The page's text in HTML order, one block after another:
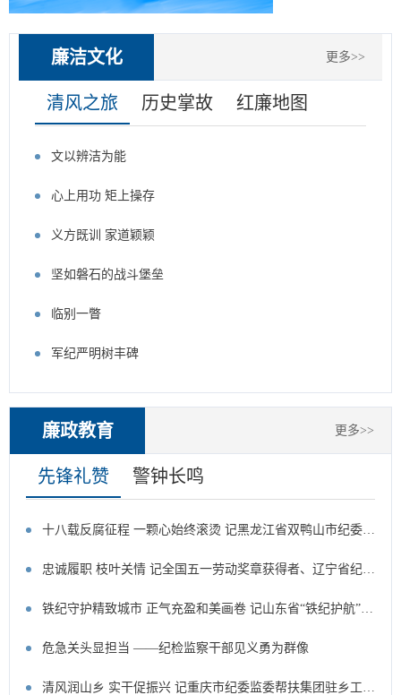
纪法百科丨违反工作纪律的行为：搞随意决策、机械执行
纪法百科丨违反群众纪律的行为：对待群众态度恶劣、简单粗暴
廉洁文化 更多>>
清风之旅 历史掌故 红廉地图
文以辨洁为能
心上用功 矩上操存
义方既训 家道颖颖
坚如磐石的战斗堡垒
临别一瞥
军纪严明树丰碑
廉政教育 更多>>
先锋礼赞 警钟长鸣
十八载反腐征程 一颗心始终滚烫 记黑龙江省双鸭山市纪委监委第十一审查调查室主任谭立国
忠诚履职 枝叶关情 记全国五一劳动奖章获得者、辽宁省纪委监委信访室一级主任科员魏林
铁纪守护精致城市 正气充盈和美画卷 记山东省“铁纪护航”先进集体、威海市环翠区纪委监委
危急关头显担当 ——纪检监察干部见义勇为群像
清风润山乡 实干促振兴 记重庆市纪委监委帮扶集团驻乡工作队